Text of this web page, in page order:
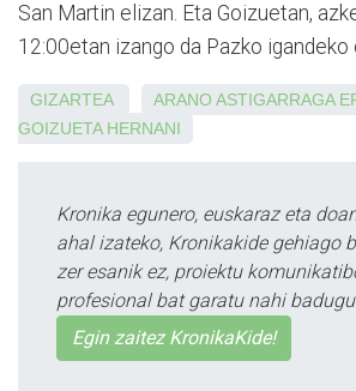
San Martin elizan. Eta Goizuetan,
12:00etan izango da Pazko igandeko
GIZARTEA ARANO ASTIGARRAGA
GOIZUETA HERNANI
Kronika egunero, euskaraz eta
ahal izateko, Kronikakide gehiago
zer esanik ez, proiektu
profesional bat garatu nahi badugu.
Egin zaitez KronikaKide!